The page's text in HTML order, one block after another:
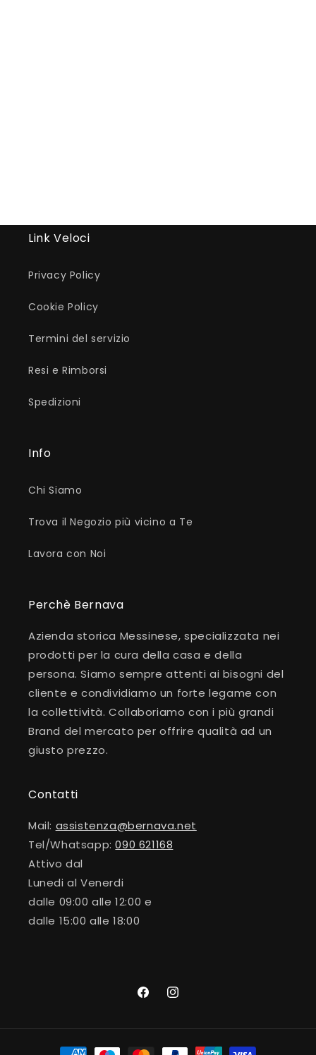
Link Veloci
Privacy Policy
Cookie Policy
Termini del servizio
Resi e Rimborsi
Spedizioni
Info
Chi Siamo
Trova il Negozio più vicino a Te
Lavora con Noi
Perchè Bernava
Azienda storica Messinese, specializzata nei
prodotti per la cura della casa e della
persona. Siamo sempre attenti ai bisogni del
cliente e condividiamo un forte legame con
la collettività. Collaboriamo con i più grandi
Brand del mercato per offrire qualità ad un
giusto prezzo.
Contatti
Mail: assistenza@bernava.net
Tel/Whatsapp:090 621168
Attivo dal
Lunedi al Venerdi
dalle 09:00 alle 12:00 e
dalle 15:00 alle 18:00
FacebookInstagram
Metodi